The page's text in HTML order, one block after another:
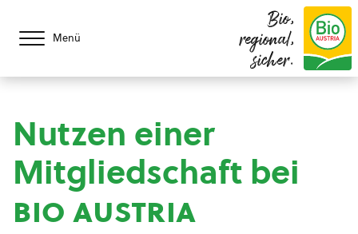
Menü
Bio,
regional,
sicher.
Nutzen einer
Mitgliedschaft bei
bio austria